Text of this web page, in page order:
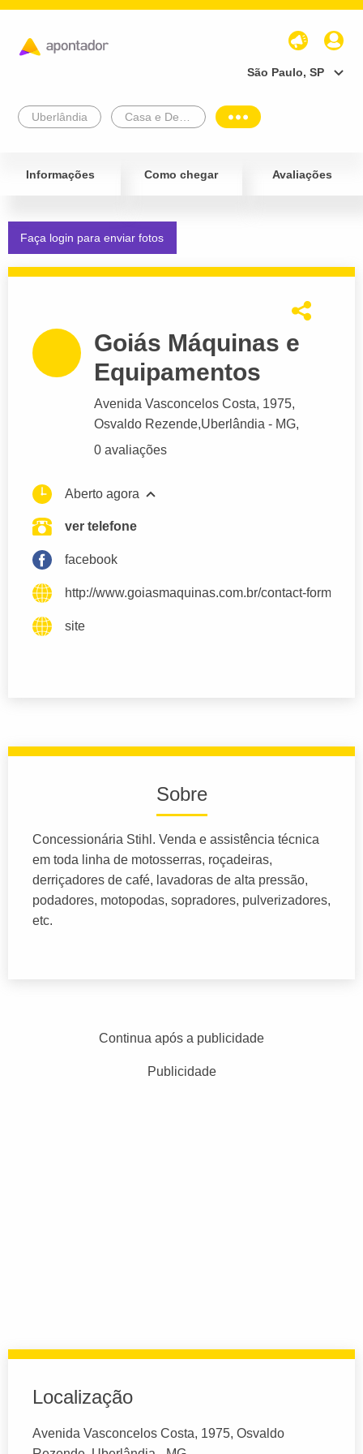
São Paulo, SP
Uberlândia
Informações Como chegar Avaliações
Faça login para enviar fotos
Goiás Máquinas e
Equipamentos
Avenida Vasconcelos Costa, 1975,
Osvaldo Rezende,Uberlândia - MG,
0 avaliações
Aberto agora
ver telefone
facebook
http://www.goiasmaquinas.com.br/contact-form.php
site
Sobre
Concessionária Stihl. Venda e assistência técnica
em toda linha de motosserras, roçadeiras,
derriçadores de café, lavadoras de alta pressão,
podadores, motopodas, sopradores, pulverizadores,
etc.
Continua após a publicidade
Publicidade
Localização
Avenida Vasconcelos Costa, 1975, Osvaldo